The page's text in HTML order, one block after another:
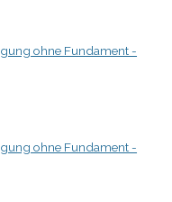
ohne Fundament -
ohne Fundament -